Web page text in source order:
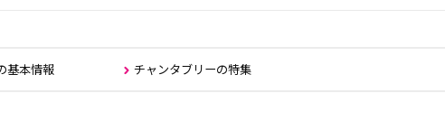
基本情報 チャンタブリーの特集